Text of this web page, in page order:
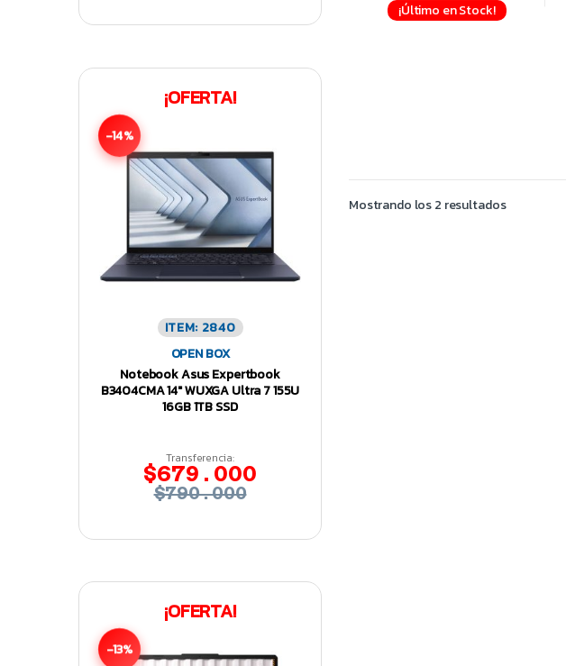
¡Último en Stock!
Mostrando los 2 resultados
¡OFERTA!
-14%
ITEM: 2840
OPEN BOX
Notebook Asus Expertbook
B3404CMA 14″ WUXGA Ultra 7 155U
16GB 1TB SSD
Transferencia:
$679.000
$790.000
¡OFERTA!
-13%